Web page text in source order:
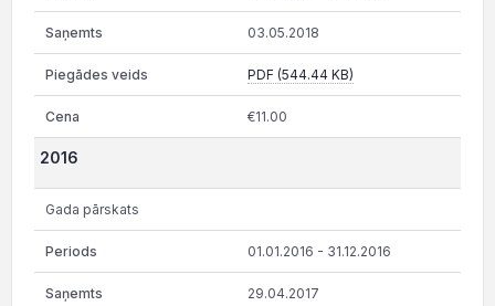
03.05.2018
PDF (544.44 KB)
€11.00
2016
Gada pārskats
01.01.2016 - 31.12.2016
29.04.2017